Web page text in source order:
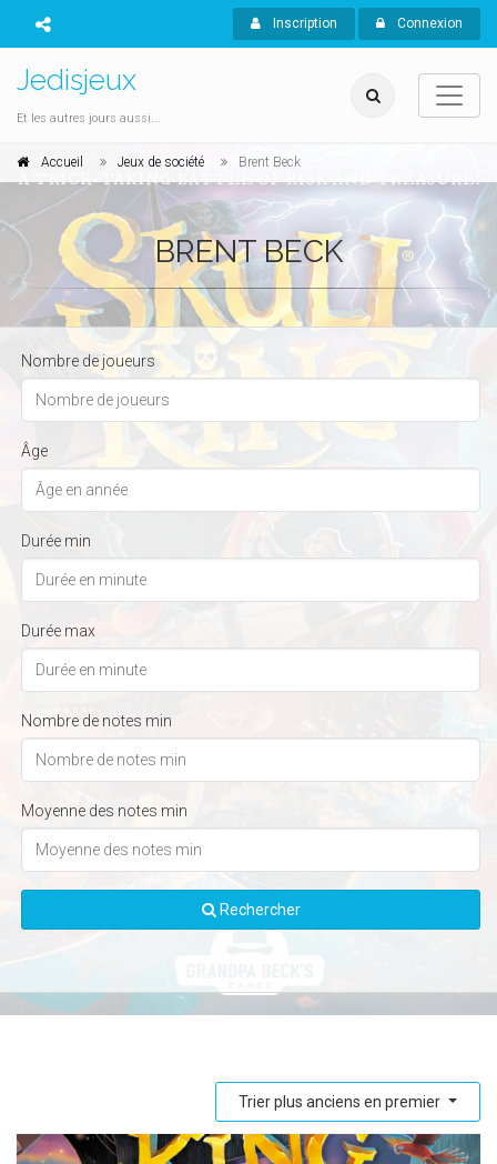
Inscription Connexion
Jedisjeux
Et les autres jours aussi...
Accueil Jeux de société Brent Beck
BRENT BECK
Nombre de joueurs
Âge
Durée min
Durée max
Nombre de notes min
Moyenne des notes min
Rechercher
Trier plus anciens en premier